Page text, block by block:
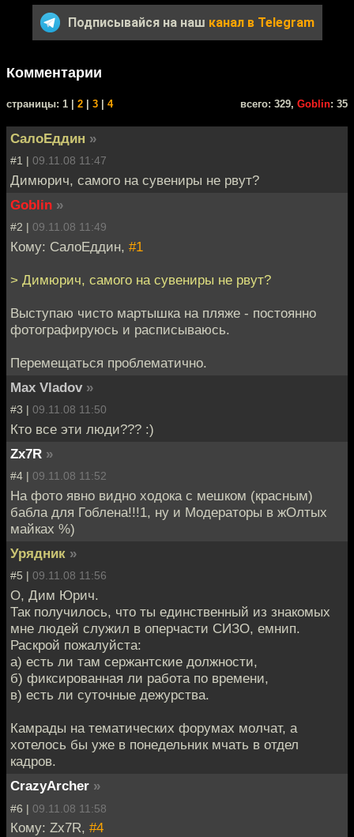
Подписывайся на наш канал в Telegram
Комментарии
cтраницы: 1 | 2 3 4 всего: 329, Goblin: 35
СалоЕддин »
#1 | 09.11.08 11:47
Димюрич, самого на сувениры не рвут?
Goblin »
#2 | 09.11.08 11:49
Кому: СалоЕддин, #1
> Димюрич, самого на сувениры не рвут?
Выступаю чисто мартышка на пляже - постоянно
фотографируюсь и расписываюсь.
Перемещаться проблематично.
Max Vladov »
#3 | 09.11.08 11:50
Кто все эти люди??? :)
Zx7R »
#4 | 09.11.08 11:52
На фото явно видно ходока с мешком (красным)
бабла для Гоблена!!!1, ну и Модераторы в жОлтых
майках %)
Урядник »
#5 | 09.11.08 11:56
О, Дим Юрич.
Так получилось, что ты единственный из знакомых
мне людей служил в оперчасти СИЗО, емнип.
Раскрой пожалуйста:
а) есть ли там сержантские должности,
б) фиксированная ли работа по времени,
в) есть ли суточные дежурства.
Камрады на тематических форумах молчат, а
хотелось бы уже в понедельник мчать в отдел
кадров.
CrazyArcher »
#6 | 09.11.08 11:58
Кому: Zx7R, #4